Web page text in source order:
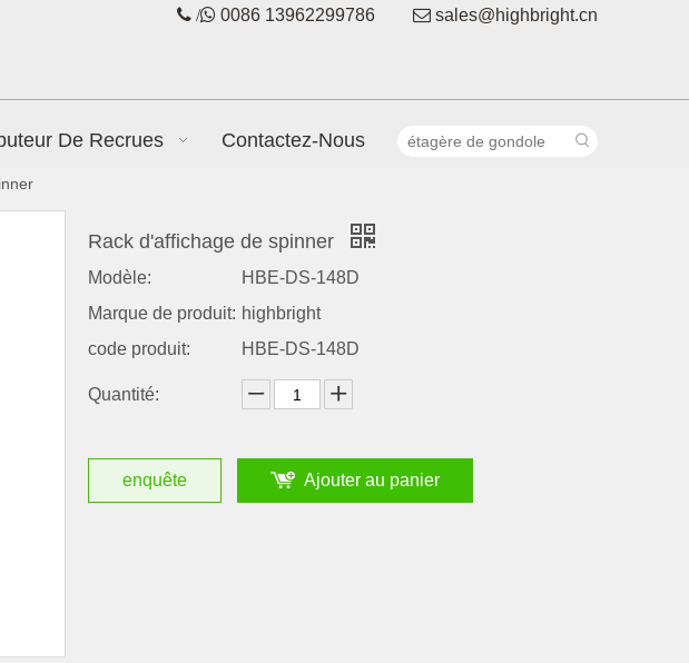
 / 0086 13962299786  sales@highbright.cn
De Recrues Contactez-Nous
Rack d'affichage de spinner
Modèle:
HBE-DS-148D
Marque de produit: highbright
code produit:
HBE-DS-148D
Quantité:
enquête Ajouter au panier